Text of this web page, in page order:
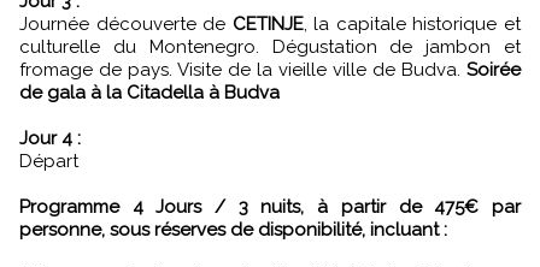
Journée découverte de CETINJE, la capitale historique et
culturelle du Montenegro. Dégustation de jambon et
fromage de pays. Visite de la vieille ville de Budva. Soirée
de gala à la Citadella à Budva
Jour 4 :
Départ
Programme 4 Jours / 3 nuits, à partir de 475€ par
personne, sous réserves de disponibilité, incluant :